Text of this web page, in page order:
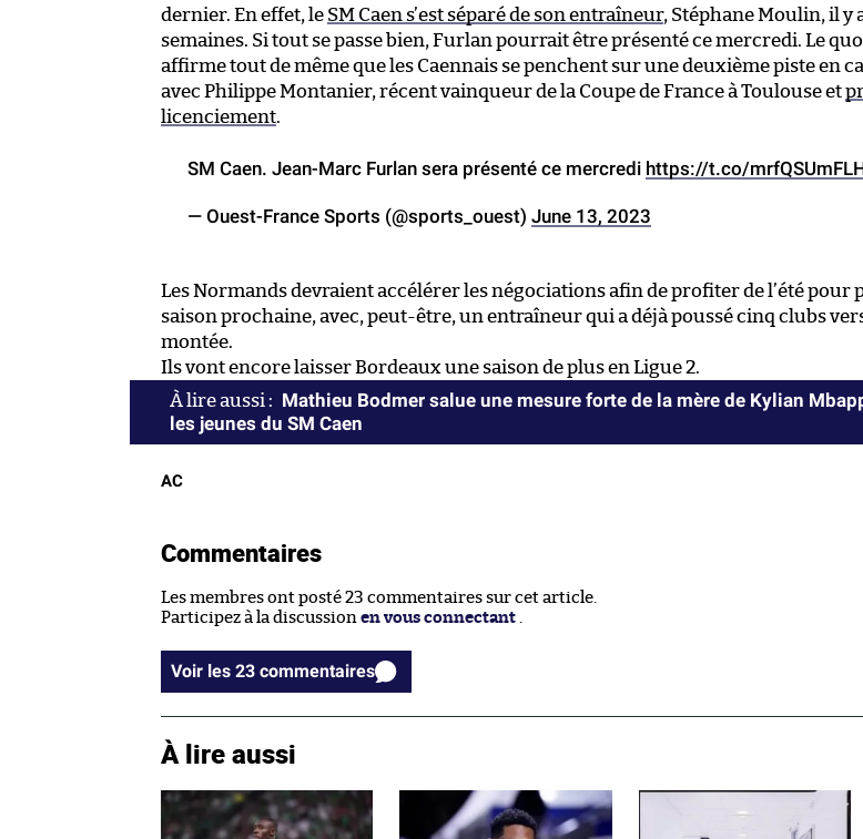
dernier. En effet, le SM Caen s’est séparé de son entraîneur, Stéphane Moulin, il y
semaines. Si tout se passe bien, Furlan pourrait être présenté ce mercredi. Le
affirme tout de même que les Caennais se penchent sur une deuxième piste en
avec Philippe Montanier, récent vainqueur de la Coupe de France à Toulouse et
licenciement.
SM Caen. Jean-Marc Furlan sera présenté ce mercredi https://t.co/
— Ouest-France Sports (@sports_ouest) June 13, 2023
Les Normands devraient accélérer les négociations afin de profiter de l’été pour
saison prochaine, avec, peut-être, un entraîneur qui a déjà poussé cinq clubs
montée.
Ils vont encore laisser Bordeaux une saison de plus en Ligue 2.
Mathieu Bodmer salue une mesure forte de la mère de Kylian
les jeunes du SM Caen
AC
Commentaires
Les membres ont posté 23 commentaires sur cet article.
Participez à la discussion en vous connectant
Voir les 23 commentaires
À lire aussi